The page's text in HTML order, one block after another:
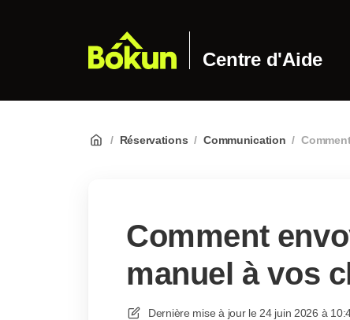
Centre d'Aide
/ Réservations / Communication /
Comment
manuel à vos
Dernière mise à jour le 24 juin 2026 à